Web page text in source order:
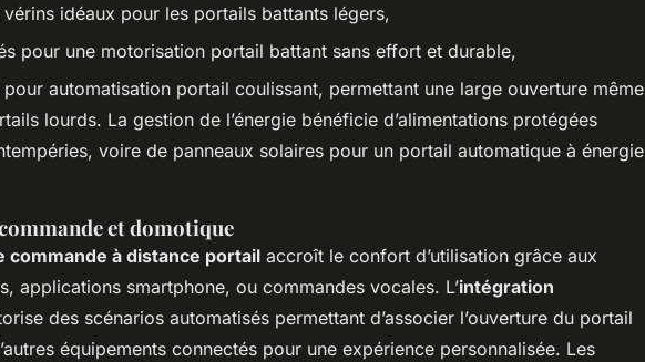
vérins idéaux pour les portails battants légers,
pour une motorisation portail battant sans effort et durable,
pour automatisation portail coulissant, permettant une large ouverture même
lourds. La gestion de l’énergie bénéficie d’alimentations protégées
voire de panneaux solaires pour un portail automatique à énergie
et domotique
commande à distance portail accroît le confort d’utilisation grâce aux
applications smartphone, ou commandes vocales. L’intégration
des scénarios automatisés permettant d’associer l’ouverture du portail
équipements connectés pour une expérience personnalisée. Les